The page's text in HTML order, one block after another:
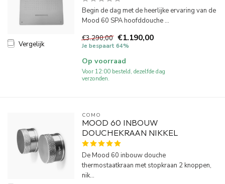
Vergelijk
Begin de dag met de heerlijke ervaring van de
Mood 60 SPA hoofddouche ...
€3.290,00 €1.190,00
Je bespaart 64%
Op voorraad
Voor 12:00 besteld, dezelfde dag
verzonden.
COMO
MOOD 60 INBOUW
DOUCHEKRAAN NIKKEL
De Mood 60 inbouw douche
thermostaatkraan met stopkraan 2 knoppen,
nik...